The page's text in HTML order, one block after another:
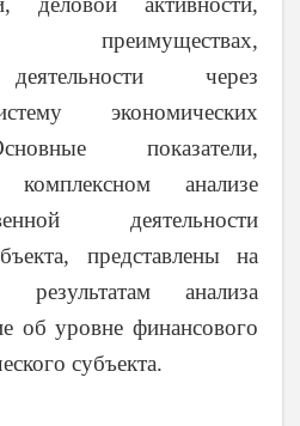
преимуществах,
через
экономических
показатели,
анализе
деятельности
представлены на
анализа
об уровне финансового
субъекта.